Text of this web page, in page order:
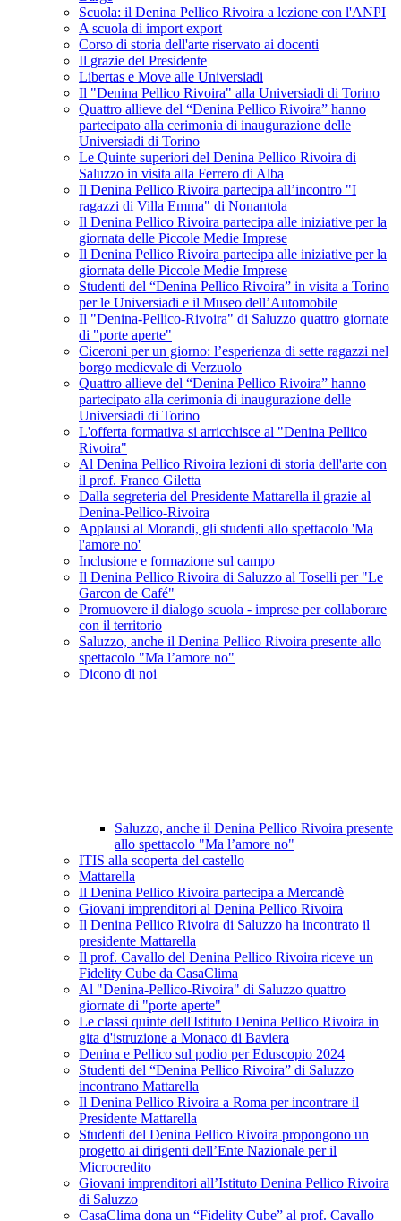
Scuola: il Denina Pellico Rivoira a lezione con l'ANPI
A scuola di import export
Corso di storia dell'arte riservato ai docenti
Il grazie del Presidente
Libertas e Move alle Universiadi
Il "Denina Pellico Rivoira" alla Universiadi di Torino
Quattro allieve del “Denina Pellico Rivoira” hanno
partecipato alla cerimonia di inaugurazione delle
Universiadi di Torino
Le Quinte superiori del Denina Pellico Rivoira di
Saluzzo in visita alla Ferrero di Alba
Il Denina Pellico Rivoira partecipa all’incontro "I
ragazzi di Villa Emma" di Nonantola
Il Denina Pellico Rivoira partecipa alle iniziative per la
giornata delle Piccole Medie Imprese
Il Denina Pellico Rivoira partecipa alle iniziative per la
giornata delle Piccole Medie Imprese
Studenti del “Denina Pellico Rivoira” in visita a Torino
per le Universiadi e il Museo dell’Automobile
Il "Denina-Pellico-Rivoira" di Saluzzo quattro giornate
di "porte aperte"
Ciceroni per un giorno: l’esperienza di sette ragazzi nel
borgo medievale di Verzuolo
Quattro allieve del “Denina Pellico Rivoira” hanno
partecipato alla cerimonia di inaugurazione delle
Universiadi di Torino
L'offerta formativa si arricchisce al "Denina Pellico
Rivoira"
Al Denina Pellico Rivoira lezioni di storia dell'arte con
il prof. Franco Giletta
Dalla segreteria del Presidente Mattarella il grazie al
Denina-Pellico-Rivoira
Applausi al Morandi, gli studenti allo spettacolo 'Ma
l'amore no'
Inclusione e formazione sul campo
Il Denina Pellico Rivoira di Saluzzo al Toselli per "Le
Garcon de Café"
Promuovere il dialogo scuola - imprese per collaborare
con il territorio
Saluzzo, anche il Denina Pellico Rivoira presente allo
spettacolo "Ma l’amore no"
Dicono di noi
Saluzzo, anche il Denina Pellico Rivoira presente
allo spettacolo "Ma l’amore no"
ITIS alla scoperta del castello
Mattarella
Il Denina Pellico Rivoira partecipa a Mercandè
Giovani imprenditori al Denina Pellico Rivoira
Il Denina Pellico Rivoira di Saluzzo ha incontrato il
presidente Mattarella
Il prof. Cavallo del Denina Pellico Rivoira riceve un
Fidelity Cube da CasaClima
Al "Denina-Pellico-Rivoira" di Saluzzo quattro
giornate di "porte aperte"
Le classi quinte dell'Istituto Denina Pellico Rivoira in
gita d'istruzione a Monaco di Baviera
Denina e Pellico sul podio per Eduscopio 2024
Studenti del “Denina Pellico Rivoira” di Saluzzo
incontrano Mattarella
Il Denina Pellico Rivoira a Roma per incontrare il
Presidente Mattarella
Studenti del Denina Pellico Rivoira propongono un
progetto ai dirigenti dell’Ente Nazionale per il
Microcredito
Giovani imprenditori all’Istituto Denina Pellico Rivoira
di Saluzzo
CasaClima dona un “Fidelity Cube” al prof. Cavallo